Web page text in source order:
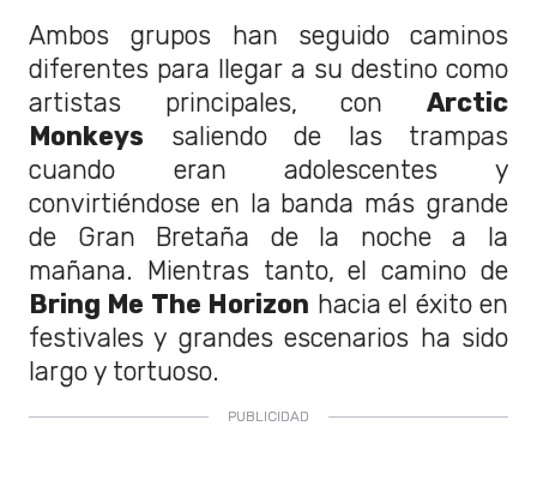
Ambos grupos han seguido caminos
diferentes para llegar a su destino como
artistas principales, con Arctic
Monkeys saliendo de las trampas
cuando eran adolescentes y
convirtiéndose en la banda más grande
de Gran Bretaña de la noche a la
mañana. Mientras tanto, el camino de
Bring Me The Horizon hacia el éxito en
festivales y grandes escenarios ha sido
largo y tortuoso.